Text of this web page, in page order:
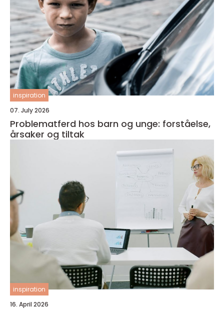
inspiration
07. July 2026
Problematferd hos barn og unge: forståelse,
årsaker og tiltak
inspiration
16. April 2026